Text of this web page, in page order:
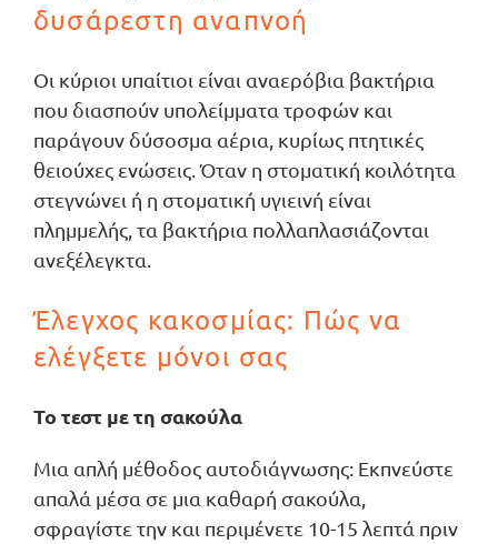
δυσάρεστη αναπνοή
Οι κύριοι υπαίτιοι είναι αναερόβια βακτήρια
που διασπούν υπολείμματα τροφών και
παράγουν δύσοσμα αέρια, κυρίως πτητικές
θειούχες ενώσεις. Όταν η στοματική κοιλότητα
στεγνώνει ή η στοματική υγιεινή είναι
πλημμελής, τα βακτήρια πολλαπλασιάζονται
ανεξέλεγκτα.
Έλεγχος κακοσμίας: Πώς να
ελέγξετε μόνοι σας
Το τεστ με τη σακούλα
Μια απλή μέθοδος αυτοδιάγνωσης: Εκπνεύστε
απαλά μέσα σε μια καθαρή σακούλα,
σφραγίστε την και περιμένετε 10-15 λεπτά πριν